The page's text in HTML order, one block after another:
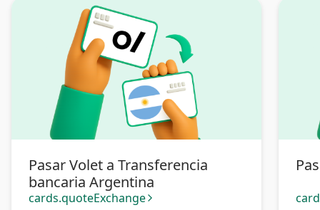
Pasar Volet a Transferencia
bancaria Argentina
cards.quoteExchange arrow_forward_ios